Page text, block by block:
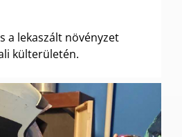
a lekaszált növényzet
külterületén.